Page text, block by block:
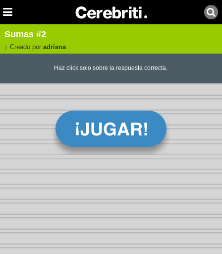
Sumas #2
Creado por:adriana
Haz click solo sobre la respuesta correcta.